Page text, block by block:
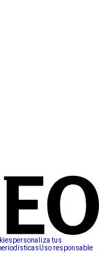
personaliza tus
Uso responsable